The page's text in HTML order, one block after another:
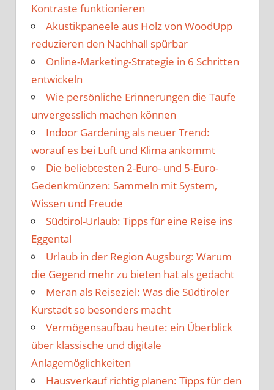
Kontraste funktionieren
Akustikpaneele aus Holz von WoodUpp
reduzieren den Nachhall spürbar
Online-Marketing-Strategie in 6 Schritten
entwickeln
Wie persönliche Erinnerungen die Taufe
unvergesslich machen können
Indoor Gardening als neuer Trend:
worauf es bei Luft und Klima ankommt
Die beliebtesten 2-Euro- und 5-Euro-
Gedenkmünzen: Sammeln mit System,
Wissen und Freude
Südtirol-Urlaub: Tipps für eine Reise ins
Eggental
Urlaub in der Region Augsburg: Warum
die Gegend mehr zu bieten hat als gedacht
Meran als Reiseziel: Was die Südtiroler
Kurstadt so besonders macht
Vermögensaufbau heute: ein Überblick
über klassische und digitale
Anlagemöglichkeiten
Hausverkauf richtig planen: Tipps für den